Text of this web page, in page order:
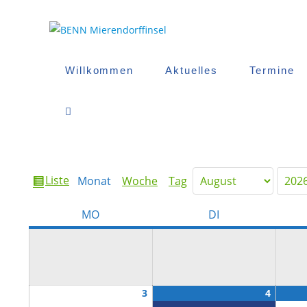
Willkommen Aktuelles Termine
Website-
Ansicht
Liste Monat Woche Tag Monat
Jahr
MOMONTAG DI
3August
4August
(1